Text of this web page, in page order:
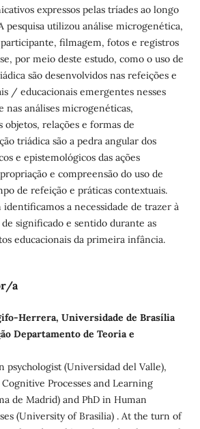
expressos pelas tríades ao longo
pesquisa utilizou análise microgenética,
filmagem, fotos e registros
por meio deste estudo, como o uso de
são desenvolvidos nas refeições e
/ educacionais emergentes nesses
nas análises microgenéticas,
objetos, relações e formas de
triádica são a pedra angular dos
e epistemológicos das ações
e compreensão do uso de
de refeição e práticas contextuais.
a necessidade de trazer à
significado e sentido durante as
educacionais da primeira infância.
a
Herrera, Universidade de Brasília
Departamento de Teoria e
psychologist (Universidad del Valle),
Processes and Learning
de Madrid) and PhD in Human
(University of Brasilia) . At the turn of